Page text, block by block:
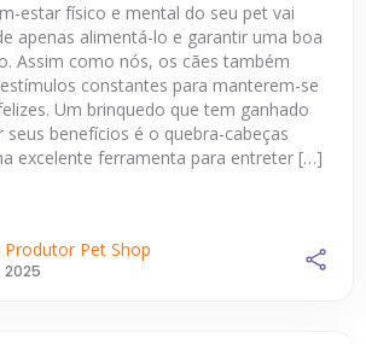
estar físico e mental do seu pet vai
apenas alimentá-lo e garantir uma boa
Assim como nós, os cães também
constantes para manterem-se
Um brinquedo que tem ganhado
seus benefícios é o quebra-cabeças
excelente ferramenta para entreter […]
Produtor Pet Shop